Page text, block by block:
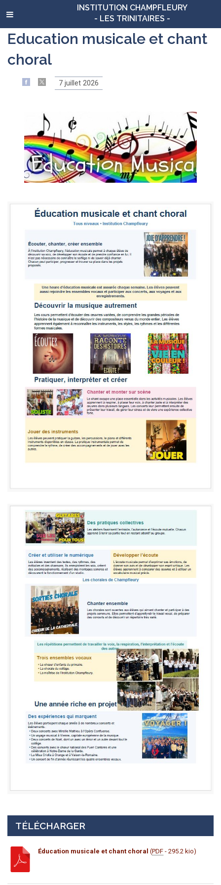
INSTITUTION CHAMPFLEURY
- LES TRINITAIRES -
Education musicale et chant
choral
7 juillet 2026
TÉLÉCHARGER
Éducation musicale et chant choral (PDF - 295.2 kio)